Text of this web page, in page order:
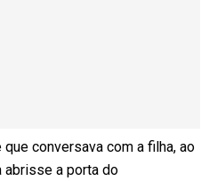
conversava com a filha, ao
abrisse a porta do